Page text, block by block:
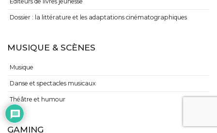
Dossier : la littérature et les adaptations cinématographiques
MUSIQUE & SCÈNES
Musique
Danse et spectacles musicaux
Théâtre et humour
GAMING